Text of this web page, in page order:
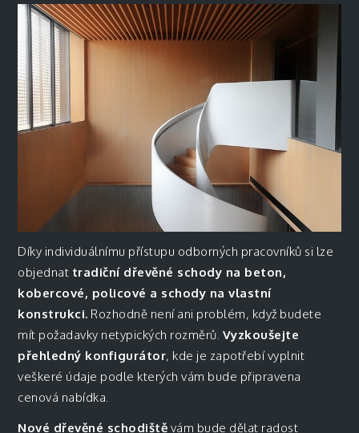
Díky individuálnímu přístupu odborných pracovníků si lze
objednat tradiční dřevěné schody na beton,
kobercové, policové a schody na vlastní
konstrukci. Rozhodně není ani problém, když budete
mít požadavky netypických rozměrů. Vyzkoušejte
přehledný konfigurátor, kde je zapotřebí vyplnit
veškeré údaje podle kterých vám bude připravena
cenová nabídka.
Nové dřevěné schodiště vám bude dělat radost